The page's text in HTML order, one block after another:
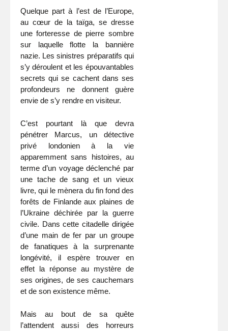
Quelque part à l’est de l’Europe,
au cœur de la taïga, se dresse
une forteresse de pierre sombre
sur laquelle flotte la bannière
nazie. Les sinistres préparatifs qui
s’y déroulent et les épouvantables
secrets qui se cachent dans ses
profondeurs ne donnent guère
envie de s’y rendre en visiteur.
C’est pourtant là que devra
pénétrer Marcus, un détective
privé londonien à la vie
apparemment sans histoires, au
terme d’un voyage déclenché par
une tache de sang et un vieux
livre, qui le mènera du fin fond des
forêts de Finlande aux plaines de
l’Ukraine déchirée par la guerre
civile. Dans cette citadelle dirigée
d’une main de fer par un groupe
de fanatiques à la surprenante
longévité, il espère trouver en
effet la réponse au mystère de
ses origines, de ses cauchemars
et de son existence même.
Mais au bout de sa quête
l’attendent aussi des horreurs